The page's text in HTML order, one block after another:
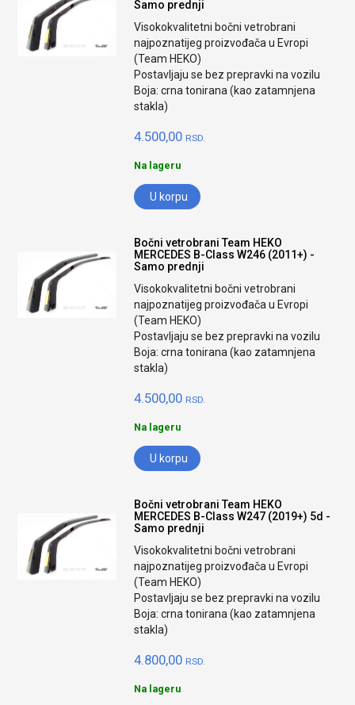
Samo prednji
Visokokvalitetni bočni vetrobrani
najpoznatijeg proizvođača u Evropi
(Team HEKO)
Postavljaju se bez prepravki na vozilu
Boja: crna tonirana (kao zatamnjena
stakla)
4.500,00 RSD.
Na lageru
U korpu
Bočni vetrobrani Team HEKO
MERCEDES B-Class W246 (2011+) -
Samo prednji
Visokokvalitetni bočni vetrobrani
najpoznatijeg proizvođača u Evropi
(Team HEKO)
Postavljaju se bez prepravki na vozilu
Boja: crna tonirana (kao zatamnjena
stakla)
4.500,00 RSD.
Na lageru
U korpu
Bočni vetrobrani Team HEKO
MERCEDES B-Class W247 (2019+) 5d -
Samo prednji
Visokokvalitetni bočni vetrobrani
najpoznatijeg proizvođača u Evropi
(Team HEKO)
Postavljaju se bez prepravki na vozilu
Boja: crna tonirana (kao zatamnjena
stakla)
4.800,00 RSD.
Na lageru